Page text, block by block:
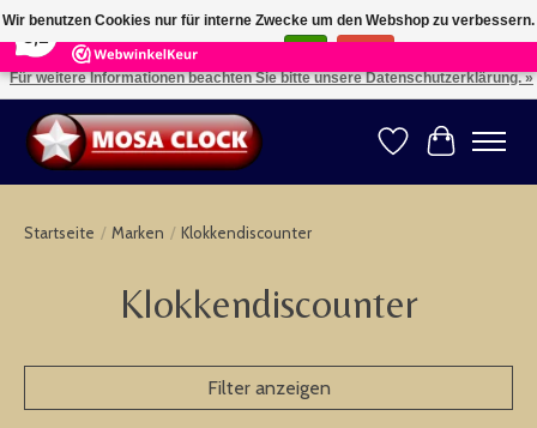
164 Reviews ×
Kies uw taal: NL -- Wählen Sie ihre Sprache: DE -- Choose your language: EN ⇓ ⇒
Wunschzettel
Ihr
Startseite / Marken / Klokkendiscounter
Klokkendiscounter
Filter anzeigen
Wir benutzen Cookies nur für interne Zwecke um den Webshop zu verbessern.
Ist das in Ordnung?
Für weitere Informationen beachten Sie bitte unsere Datenschutzerklärung. »